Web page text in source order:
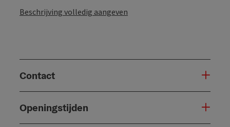
Beschrijving volledig aangeven
Contact
Openingstijden